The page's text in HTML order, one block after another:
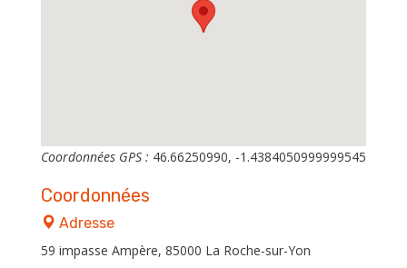
Coordonnées GPS : 46.66250990, -1.4384050999999545
Coordonnées
Adresse
59 impasse Ampère, 85000 La Roche-sur-Yon